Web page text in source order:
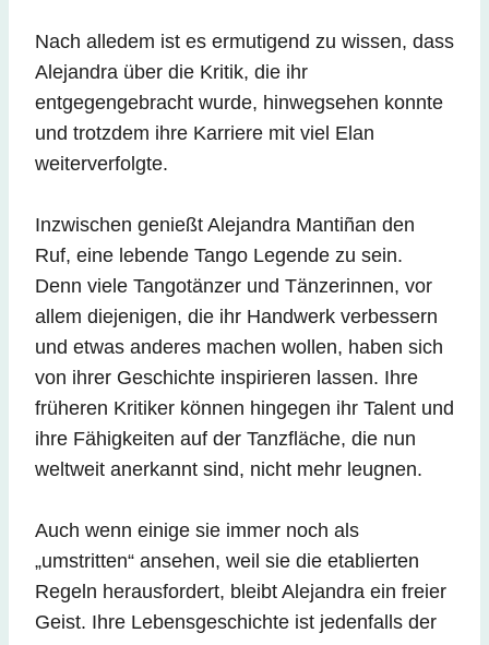
Nach alledem ist es ermutigend zu wissen, dass
Alejandra über die Kritik, die ihr
entgegengebracht wurde, hinwegsehen konnte
und trotzdem ihre Karriere mit viel Elan
weiterverfolgte.
Inzwischen genießt Alejandra Mantiñan den
Ruf, eine lebende Tango Legende zu sein.
Denn viele Tangotänzer und Tänzerinnen, vor
allem diejenigen, die ihr Handwerk verbessern
und etwas anderes machen wollen, haben sich
von ihrer Geschichte inspirieren lassen. Ihre
früheren Kritiker können hingegen ihr Talent und
ihre Fähigkeiten auf der Tanzfläche, die nun
weltweit anerkannt sind, nicht mehr leugnen.
Auch wenn einige sie immer noch als
„umstritten“ ansehen, weil sie die etablierten
Regeln herausfordert, bleibt Alejandra ein freier
Geist. Ihre Lebensgeschichte ist jedenfalls der